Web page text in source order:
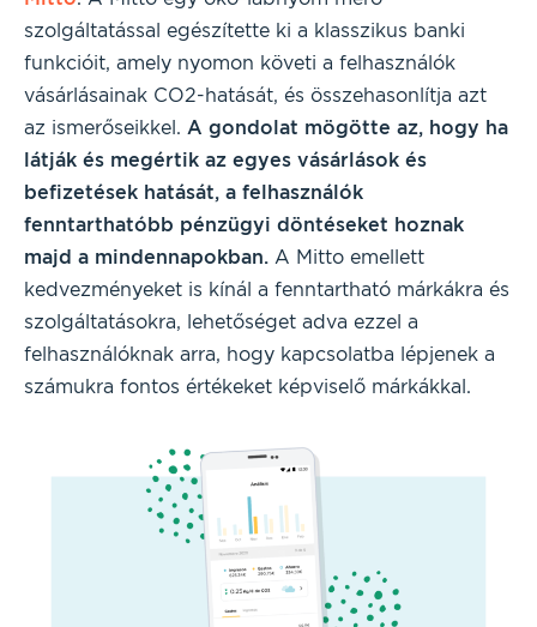
szolgáltatással egészítette ki a klasszikus banki
funkcióit, amely nyomon követi a felhasználók
vásárlásainak CO2-hatását, és összehasonlítja azt
az ismerőseikkel. A gondolat mögötte az, hogy ha
látják és megértik az egyes vásárlások és
befizetések hatását, a felhasználók
fenntarthatóbb pénzügyi döntéseket hoznak
majd a mindennapokban. A Mitto emellett
kedvezményeket is kínál a fenntartható márkákra és
szolgáltatásokra, lehetőséget adva ezzel a
felhasználóknak arra, hogy kapcsolatba lépjenek a
számukra fontos értékeket képviselő márkákkal.